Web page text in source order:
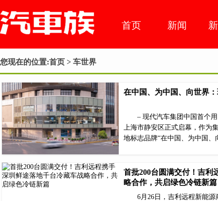
首页 新闻
态
您现在的位置:首页 > 车世界
在中国、为中国、向世界
– 现代汽车集团中国首个
上海市静安区正式启幕，作为
地标志品牌“在中国、为中国
首批200台圆满交付！吉利
略合作，共启绿色冷链新篇
6月26日，吉利远程新能